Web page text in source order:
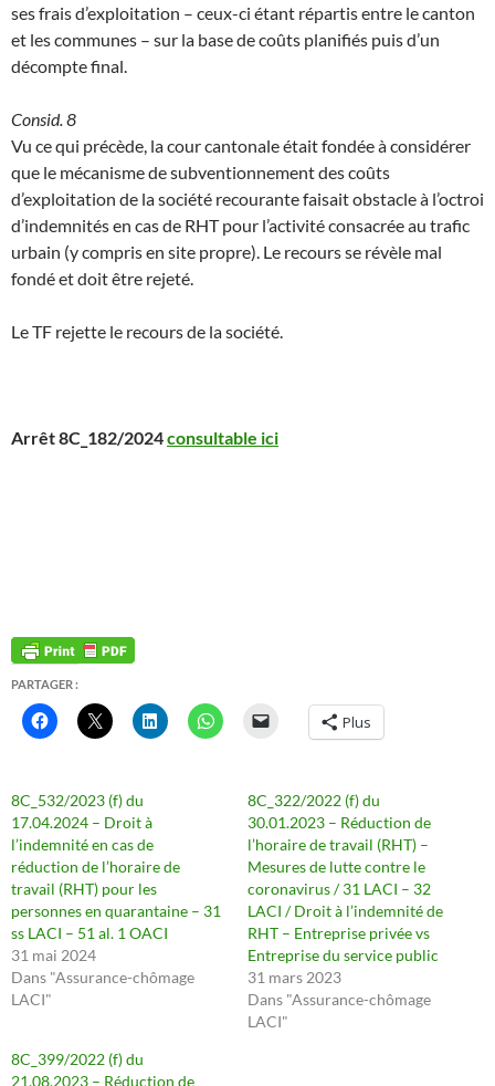
ses frais d’exploitation – ceux-ci étant répartis entre le canton
et les communes – sur la base de coûts planifiés puis d’un
décompte final.
Consid. 8
Vu ce qui précède, la cour cantonale était fondée à considérer
que le mécanisme de subventionnement des coûts
d’exploitation de la société recourante faisait obstacle à l’octroi
d’indemnités en cas de RHT pour l’activité consacrée au trafic
urbain (y compris en site propre). Le recours se révèle mal
fondé et doit être rejeté.
Le TF rejette le recours de la société.
Arrêt 8C_182/2024consultable ici
PARTAGER :
Plus
8C_532/2023 (f) du
17.04.2024 – Droit à
l’indemnité en cas de
réduction de l’horaire de
travail (RHT) pour les
personnes en quarantaine – 31
ss LACI – 51 al. 1 OACI
31 mai 2024
Dans "Assurance-chômage
LACI"
8C_322/2022 (f) du
30.01.2023 – Réduction de
l’horaire de travail (RHT) –
Mesures de lutte contre le
coronavirus / 31 LACI – 32
LACI / Droit à l’indemnité de
RHT – Entreprise privée vs
Entreprise du service public
31 mars 2023
Dans "Assurance-chômage
LACI"
8C_399/2022 (f) du
21.08.2023 – Réduction de